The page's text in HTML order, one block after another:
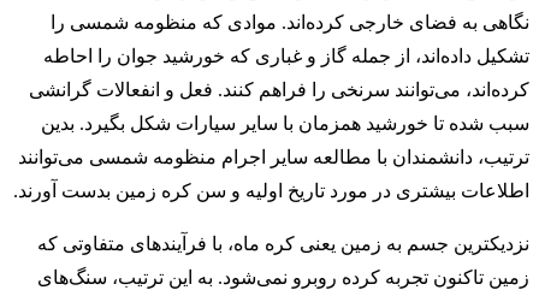
نگاهی به فضای خارجی کرده‌اند. موادی که منظومه شمسی را
تشکیل داده‌اند، از جمله گاز و غباری که خورشید جوان را احاطه
کرده‌اند، می‌توانند سرنخی را فراهم کنند. فعل و انفعالات گرانشی
سبب شده تا خورشید همزمان با سایر سیارات شکل بگیرد. بدین
ترتیب، دانشمندان با مطالعه سایر اجرام منظومه شمسی می‌توانند
اطلاعات بیشتری در مورد تاریخ اولیه و سن کره زمین بدست آورند.
نزدیکترین جسم به زمین یعنی کره ماه، با فرآیندهای متفاوتی که
زمین تاکنون تجربه کرده روبرو نمی‌شود. به این ترتیب، سنگ‌های